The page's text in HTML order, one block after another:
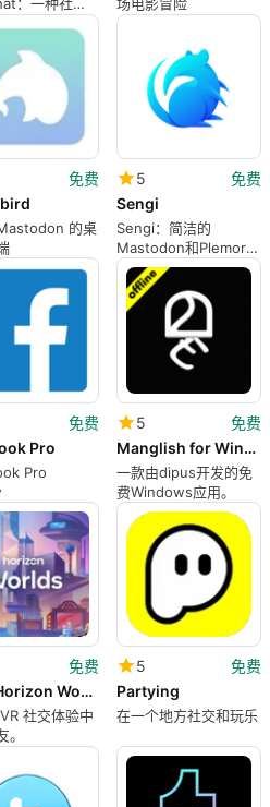
免费
的桌
5
免费
Sengi
Sengi：简洁的
Mastodon和Plemora
桌面客户端
免费
Pro
Pro
5
免费
Manglish for Windows 10
一款由dipus开发的免
费Windows应用。
免费
Meta Horizon Worlds
社交体验中
。
5
免费
Partying
在一个地方社交和玩乐